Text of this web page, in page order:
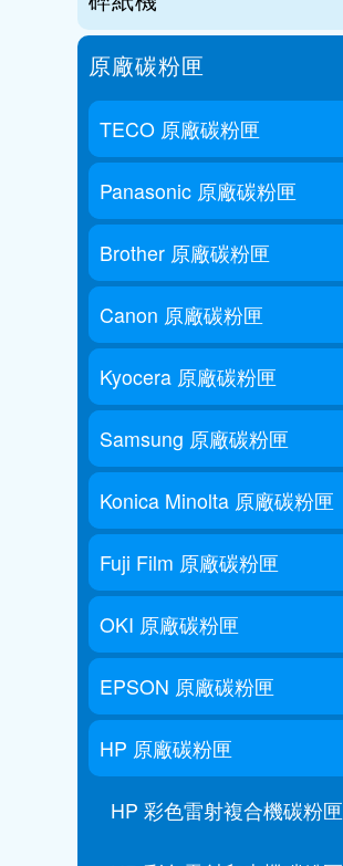
原廠碳粉匣
TECO 原廠碳粉匣
Panasonic 原廠碳粉匣
Brother 原廠碳粉匣
Canon 原廠碳粉匣
Kyocera 原廠碳粉匣
Samsung 原廠碳粉匣
Konica Minolta 原廠碳粉匣
Fuji Film 原廠碳粉匣
OKI 原廠碳粉匣
EPSON 原廠碳粉匣
HP 原廠碳粉匣
HP 彩色雷射複合機碳粉匣